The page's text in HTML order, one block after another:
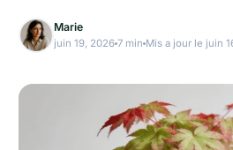
Marie
juin 19, 2026 7 min Mis a jour le juin